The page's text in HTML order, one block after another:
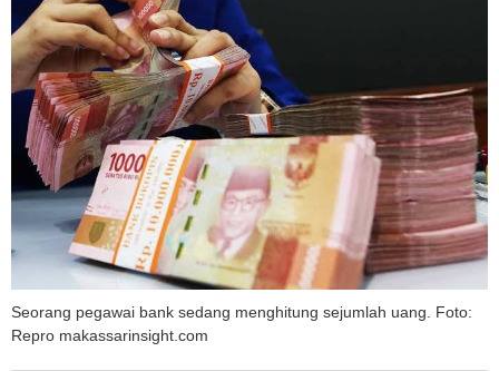
Seorang pegawai bank sedang menghitung sejumlah uang. Foto:
Repro makassarinsight.com